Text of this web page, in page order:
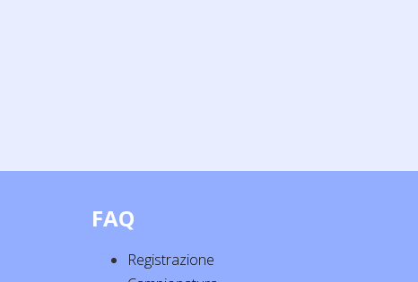
FAQ
Registrazione